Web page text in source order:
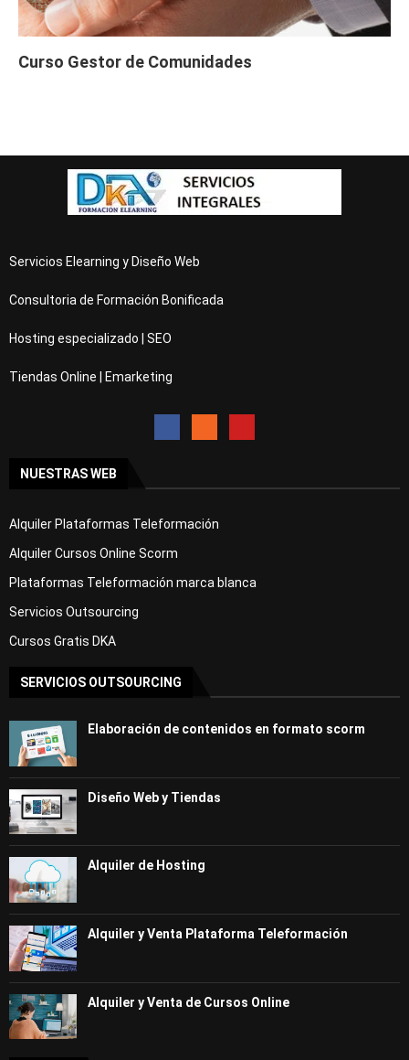
Curso Gestor de Comunidades
Servicios Elearning y Diseño Web
Consultoria de Formación Bonificada
Hosting especializado | SEO
Tiendas Online | Emarketing
NUESTRAS WEB
Alquiler Plataformas Teleformación
Alquiler Cursos Online Scorm
Plataformas Teleformación marca blanca
Servicios Outsourcing
Cursos Gratis DKA
SERVICIOS OUTSOURCING
Elaboración de contenidos en formato scorm
Diseño Web y Tiendas
Alquiler de Hosting
Alquiler y Venta Plataforma Teleformación
Alquiler y Venta de Cursos Online